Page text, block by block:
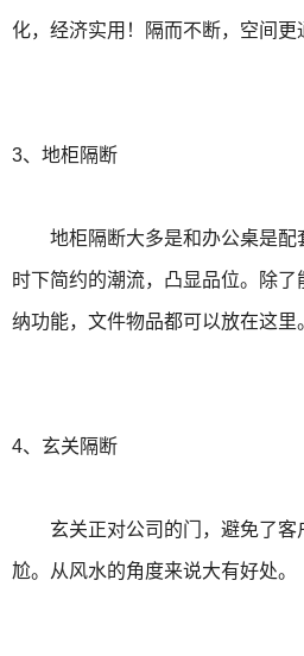
化，经济实用！隔而不断，空间更
3、地柜隔断
地柜隔断大多是和办公桌是配
时下简约的潮流，凸显品位。除
纳功能，文件物品都可以放在这里
4、玄关隔断
玄关正对公司的门，避免了客
尬。从风水的角度来说大有好处。